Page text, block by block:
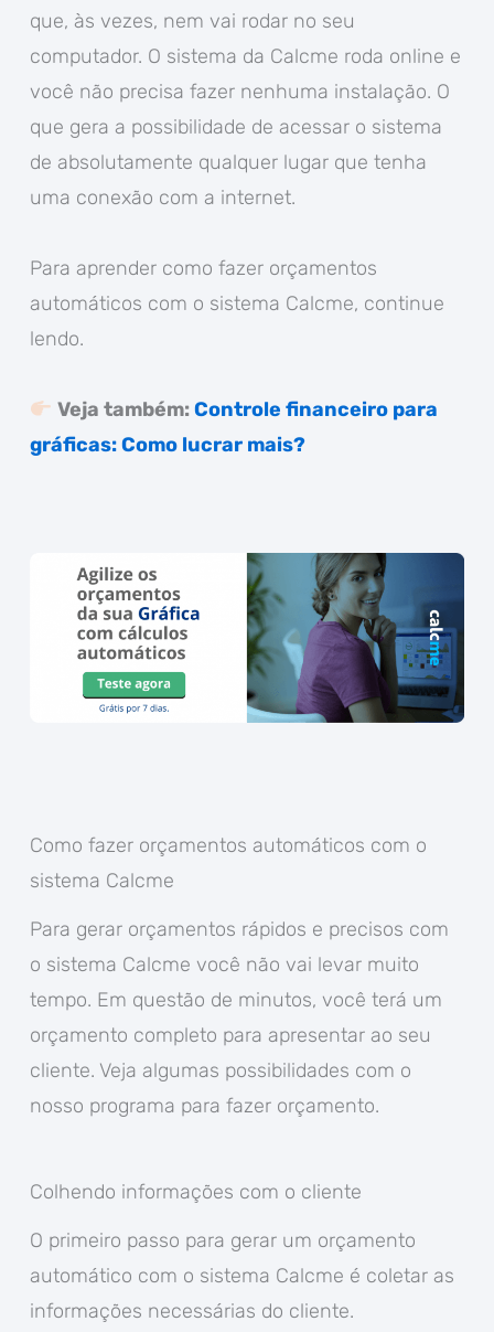
que, às vezes, nem vai rodar no seu
computador. O sistema da Calcme roda online e
você não precisa fazer nenhuma instalação. O
que gera a possibilidade de acessar o sistema
de absolutamente qualquer lugar que tenha
uma conexão com a internet.
Para aprender como fazer orçamentos
automáticos com o sistema Calcme, continue
lendo.
Veja também:Controle financeiro para
gráficas: Como lucrar mais?
Como fazer orçamentos automáticos com o
sistema Calcme
Para gerar orçamentos rápidos e precisos com
o sistema Calcme você não vai levar muito
tempo. Em questão de minutos, você terá um
orçamento completo para apresentar ao seu
cliente. Veja algumas possibilidades com o
nosso programa para fazer orçamento.
Colhendo informações com o cliente
O primeiro passo para gerar um orçamento
automático com o sistema Calcme é coletar as
informações necessárias do cliente.